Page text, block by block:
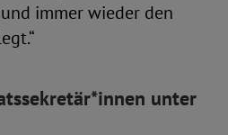
immer wieder den
unter